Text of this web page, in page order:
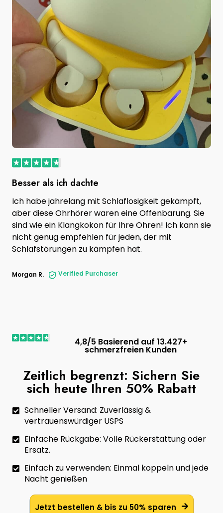
Besser als ich dachte
Ich habe jahrelang mit Schlaflosigkeit gekämpft,
aber diese Ohrhörer waren eine Offenbarung. Sie
sind wie ein Klangkokon für Ihre Ohren! Ich kann sie
nicht genug empfehlen für jeden, der mit
Schlafstörungen zu kämpfen hat.
Morgan R. Verified Purchaser
4,8/5 Basierend auf 13.427+
schmerzfreien Kunden
Zeitlich begrenzt: Sichern Sie
sich heute Ihren 50% Rabatt
Schneller Versand: Zuverlässig &
vertrauenswürdiger USPS
Einfache Rückgabe: Volle Rückerstattung oder
Ersatz.
Einfach zu verwenden: Einmal koppeln und jede
Nacht genießen
Jetzt bestellen & bis zu 50% sparen